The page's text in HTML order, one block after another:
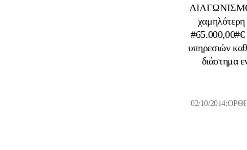
ΔΙΑΓΩΝΙΣΜΟ
#65.000,00#€
υπηρεσιών
διάστημα
02/10/